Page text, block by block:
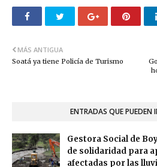
MÁS ANTIGUA
Soatá ya tiene Policía de Turismo
ENTRADAS QUE PUEDEN
Gestora Social de
de solidaridad para
afectadas por las